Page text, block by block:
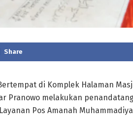
Share
di Komplek Halaman
Pranowo melakukan
Pos Amanah